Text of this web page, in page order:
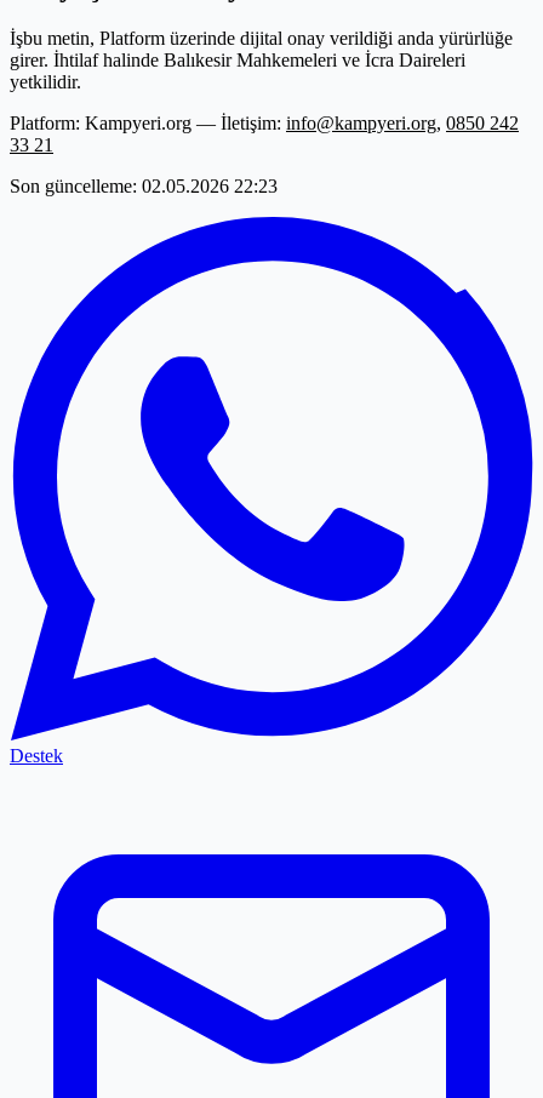
İşbu metin, Platform üzerinde dijital onay verildiği anda yürürlüğe
girer. İhtilaf halinde Balıkesir Mahkemeleri ve İcra Daireleri
yetkilidir.
Platform: Kampyeri.org — İletişim: info@kampyeri.org, 0850 242
33 21
Son güncelleme: 02.05.2026 22:23
Destek